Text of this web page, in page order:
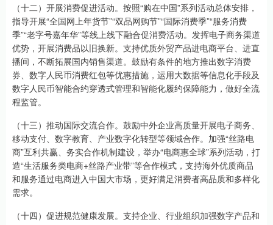
（十二）开展消费促进活动。按照“购在中国”系列活动总体安排，
指导开展“全国网上年货节”“双品网购节”“国际消费季”“服务消费
季”“老字号嘉年华”等线上线下融合促消费活动。发挥电子商务渠道
优势，开展消费品以旧换新。支持优质外贸产品进电商平台、进直
播间，不断拓展国内销售渠道。鼓励有条件的地方推出数字消费
券、数字人民币消费红包等优惠措施，运用大数据等信息化手段及
数字人民币智能合约穿透式管理和智能化履约保障能力，做好全流
程监管。
（十三）推动国际交流合作。鼓励中外企业高质量开展电子商务、
移动支付、数字教育、产业数字化转型等领域合作。加强“丝路电
商”互利共赢、务实合作机制建设，举办“电商惠全球”系列活动，打
造“生活服务类电商+丝路产业带”等合作模式，支持海外优质商品
和服务通过电商进入中国大市场，更好满足消费者高品质和多样化
需求。
（十四）促进规范健康发展。支持企业、行业组织加强数字产品和